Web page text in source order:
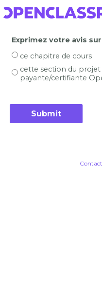
Exprimez votre avis
ce chapitre de cours
cette section du projet
payante/certifiante